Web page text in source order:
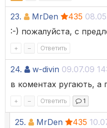
23. MrDen 435
:-) пожалуйста, с
+ – Ответить
24. w-divin 09.07.09
в коментах ругають, а
+ – Ответить 1
25. MrDen 435